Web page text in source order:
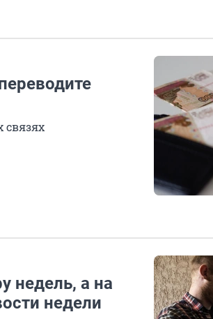
связях
недель, а на
недели